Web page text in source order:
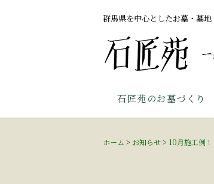
群馬県を中心としたお墓・墓
石匠苑のお墓づくり
ホーム > お知らせ> 10月施工例！